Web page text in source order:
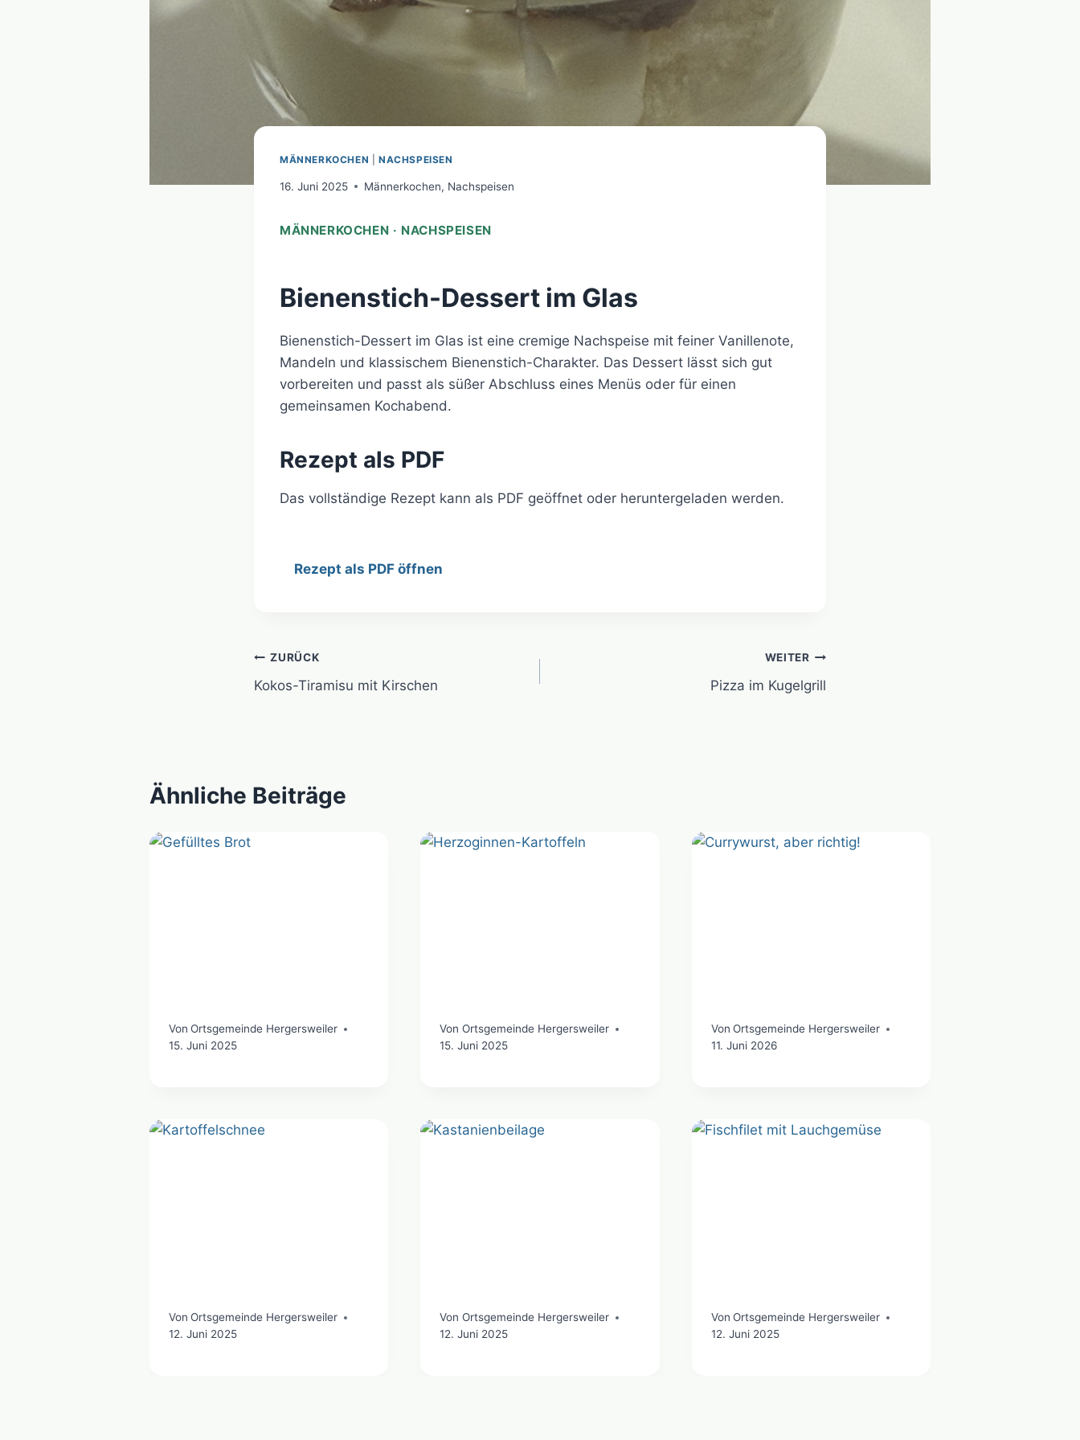
MÄNNERKOCHEN NACHSPEISEN
16. Juni 2025 Männerkochen, Nachspeisen
MÄNNERKOCHEN · NACHSPEISEN
Bienenstich-Dessert im Glas
Bienenstich-Dessert im Glas ist eine cremige Nachspeise mit feiner Vanillenote,
Mandeln und klassischem Bienenstich-Charakter. Das Dessert lässt sich gut
vorbereiten und passt als süßer Abschluss eines Menüs oder für einen
gemeinsamen Kochabend.
Rezept als PDF
Das vollständige Rezept kann als PDF geöffnet oder heruntergeladen werden.
Rezept als PDF öffnen
Beitragsnavigation
ZURÜCK
Kokos-Tiramisu mit Kirschen
WEITER
Pizza im Kugelgrill
Ähnliche Beiträge
Von Ortsgemeinde Hergersweiler
15. Juni 2025
Von Ortsgemeinde Hergersweiler
15. Juni 2025
Von Ortsgemeinde Hergersweiler
11. Juni 2026
Von Ortsgemeinde Hergersweiler
12. Juni 2025
Von Ortsgemeinde Hergersweiler
12. Juni 2025
Von Ortsgemeinde Hergersweiler
12. Juni 2025